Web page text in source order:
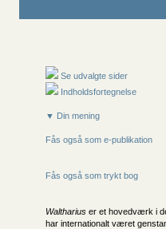
Se udvalgte sider
Indholdsfortegnelse
▼ Din mening
Fås også som e-publikation
Fås også som trykt bog
Waltharius er et hovedværk i
har internationalt været